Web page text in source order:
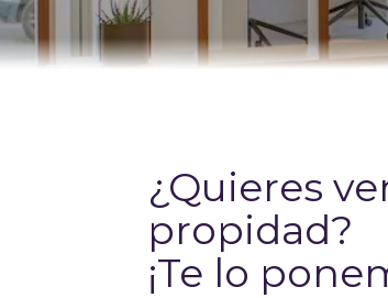
¿Quieres
propidad?
¡Te lo